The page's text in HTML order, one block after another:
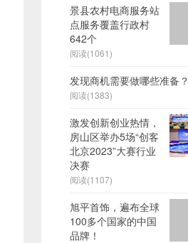
景县农村电商服务站
点服务覆盖行政村
642个
阅读(1061)
发现商机需要做哪些准备？
阅读(1383)
激发创新创业热情，
房山区举办5场“创客
北京2023”大赛行业
决赛
阅读(1107)
旭平首饰，遍布全球
100多个国家的中国
品牌！